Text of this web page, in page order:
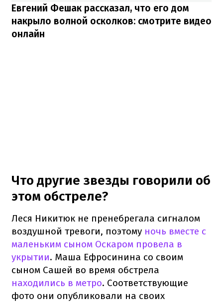
Евгений Фешак рассказал, что его дом
накрыло волной осколков: смотрите видео
онлайн
Что другие звезды говорили об
этом обстреле?
Леся Никитюк не пренебрегала сигналом
воздушной тревоги, поэтому ночь вместе с
маленьким сыном Оскаром провела в
укрытии. Маша Ефросинина со своим
сыном Сашей во время обстрела
находились в метро. Соответствующие
фото они опубликовали на своих